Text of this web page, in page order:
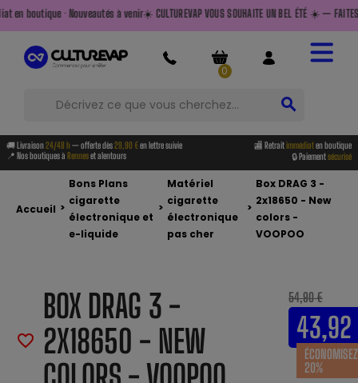
à venir☀️ CULTUREVAP VOUS SOUHAITE UN BEL ÉTÉ ☀️ — FAITES LE PLEIN AVANT
0
search
🚚 Livraison24/48 h — offerte dès29,90 €en lettre suivie 🏬 Retraitimmédiaten boutique
📍 Nos boutiques à Renneset alentours 🔒 Paiementsécurisé
Accueil >
Bons Plans
cigarette
électronique et
e-liquide
>
Matériel
cigarette
électronique
pas cher
>
Box DRAG 3 -
2x18650 - New
colors -
VOOPOO
favorite_border
BOX DRAG 3 -
2X18650 - NEW
54,90 €
ÉCONOMISEZ
20%